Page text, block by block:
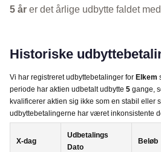
5 år er det årlige udbytte faldet med
Historiske
Vi har registreret udbyttebetalinger for Elkem
periode har aktien udbetalt udbytte 5 gange,
kvalificerer aktien sig ikke som en stabil eller
udbyttebetalingerne har været inkonsistente
X-dag
Udbetalings
Dato
Beløb